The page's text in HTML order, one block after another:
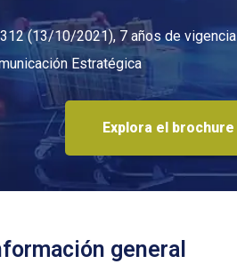
(13/10/2021), 7 años de vigencia
Estratégica
Explora el brochure
general